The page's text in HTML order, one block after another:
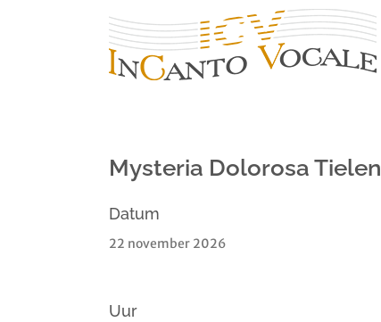
Mysteria Dolorosa Tielen
Datum
22 november 2026
Uur